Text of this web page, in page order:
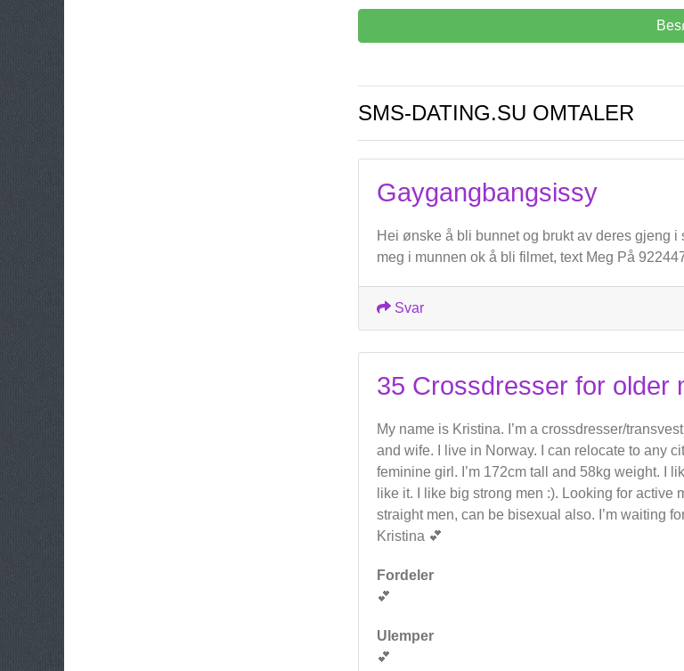
SMS-DATING.SU OMTALER
Gaygangbangsissy
Hei ønske å bli bunnet og brukt av deres gjeng
meg i munnen ok å bli filmet, text Meg På
Svar
35 Crossdresser for older
My name is Kristina. I’m a crossdresser/
and wife. I live in Norway. I can relocate to any
feminine girl. I’m 172cm tall and 58kg weight. I
like it. I like big strong men :). Looking for active
straight men, can be bisexual also. I’m waiting
Kristina 💕
Fordeler
💕
Ulemper
💕